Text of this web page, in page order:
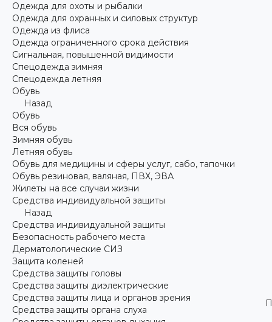
Одежда для охоты и рыбалки
Одежда для охранных и силовых структур
Одежда из флиса
Одежда ограниченного срока действия
Сигнальная, повышенной видимости
Спецодежда зимняя
Спецодежда летняя
Обувь
Назад
Обувь
Вся обувь
Зимняя обувь
Летняя обувь
Обувь для медицины и сферы услуг, сабо, тапочки
Обувь резиновая, валяная, ПВХ, ЭВА
Жилеты на все случаи жизни
Средства индивидуальной защиты
Назад
Средства индивидуальной защиты
Безопасность рабочего места
Дерматологические СИЗ
Защита коленей
Средства защиты головы
Средства защиты диэлектрические
Средства защиты лица и органов зрения
Средства защиты органа слуха